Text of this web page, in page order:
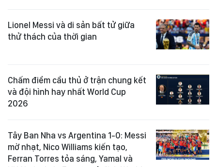
Lionel Messi và di sản bất tử giữa
thử thách của thời gian
Chấm điểm cầu thủ ở trận chung kết
và đội hình hay nhất World Cup
2026
Tây Ban Nha vs Argentina 1-0: Messi
mờ nhạt, Nico Williams kiến tạo,
Ferran Torres tỏa sáng, Yamal và